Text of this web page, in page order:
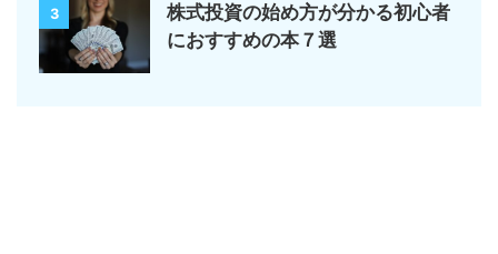
3
株式投資の始め方が分かる初心者
におすすめの本７選